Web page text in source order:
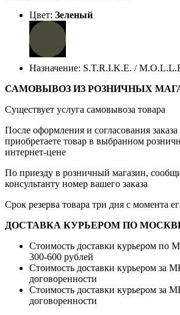
Цвет: Зеленый
Назначение: S.T.R.I.K.E. /
САМОВЫВОЗ ИЗ РОЗНИЧНЫХ
Существует услуга самовывоза товара
После оформления и согласования
приобретаете товар в выбранном
интернет-цене
По приезду в розничный магазин,
консультанту номер вашего заказа
Срок резерва товара три дня с момента
ДОСТАВКА КУРЬЕРОМ ПО
Стоимость доставки курьером по
300-600 рублей
Стоимость доставки курьером за
договоренности
Стоимость доставки курьером за
договоренности